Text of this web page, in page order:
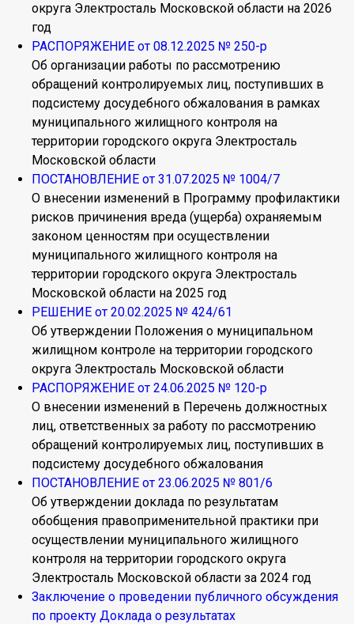
округа Электросталь Московской области на 2026
год
РАСПОРЯЖЕНИЕ от 08.12.2025 № 250-р
Об организации работы по рассмотрению
обращений контролируемых лиц, поступивших в
подсистему досудебного обжалования в рамках
муниципального жилищного контроля на
территории городского округа Электросталь
Московской области
ПОСТАНОВЛЕНИЕ от 31.07.2025 № 1004/7
О внесении изменений в Программу профилактики
рисков причинения вреда (ущерба) охраняемым
законом ценностям при осуществлении
муниципального жилищного контроля на
территории городского округа Электросталь
Московской области на 2025 год
РЕШЕНИЕ от 20.02.2025 № 424/61
Об утверждении Положения о муниципальном
жилищном контроле на территории городского
округа Электросталь Московской области
РАСПОРЯЖЕНИЕ от 24.06.2025 № 120-р
О внесении изменений в Перечень должностных
лиц, ответственных за работу по рассмотрению
обращений контролируемых лиц, поступивших в
подсистему досудебного обжалования
ПОСТАНОВЛЕНИЕ от 23.06.2025 № 801/6
Об утверждении доклада по результатам
обобщения правоприменительной практики при
осуществлении муниципального жилищного
контроля на территории городского округа
Электросталь Московской области за 2024 год
Заключение о проведении публичного обсуждения
по проекту Доклада о результатах